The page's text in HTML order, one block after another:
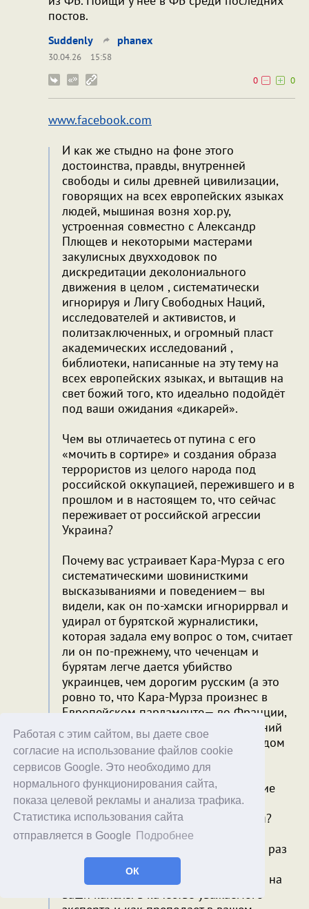
Работая с этим сайтом, вы даете свое
согласие на использование файлов cookie
сервисов Google. Это необходимо для
нормального функционирования сайта,
показа целевой рекламы и анализа трафика.
Статистика использования сайта
отправляется в Google
Подробнее
ОК
постов.
Suddenly phanex
30.04.26
15:58
0
0
www.facebook.com
И как же стыдно на фоне этого
достоинства, правды, внутренней
свободы и силы древней цивилизации,
говорящих на всех европейских языках
людей, мышиная возня хор.ру,
устроенная совместно c Александр
Плющев и некоторыми мастерами
закулисных двухходовок по
дискредитации деколониального
движения в целом , систематически
игнорируя и Лигу Свободных Наций,
исследователей и активистов, и
политзаключенных, и огромный пласт
академических исследований ,
библиотеки, написанные на эту тему на
всех европейских языках, и вытащив на
свет божий того, кто идеально подойдёт
под ваши ожидания «дикарей».
Чем вы отличаетесь от путина с его
«мочить в сортире» и создания образа
террористов из целого народа под
российской оккупацией, пережившего и в
прошлом и в настоящем то, что сейчас
переживает от российской агрессии
Украина?
Почему вас устраивает Кара-Мурза с его
систематическими шовинисткими
высказываниями и поведением— вы
видели, как он по-хамски игнориррвал и
удирал от бурятской журналистики,
которая задала ему вопрос о том, считает
ли он по-прежнему, что чеченцам и
бурятам легче дается убийство
украинцев, чем дорогим русским (а это
ровно то, что Кара-Мурза произнес в
Европейском парламенте— во Франции,
а потом пытался еше вместо извинений
замести следы, манипулируя переводом
на французский).
Почему это не вызывает у вас, дорогие
хор.ру , внезапные защитники прав
женщин такого дружного осуждения?
Почему харассер и пристававший не раз
к студенткам и к коллегам тот же
Гусейнов по-прежнему приглашается на
ваши каналы в качестве уважаемого